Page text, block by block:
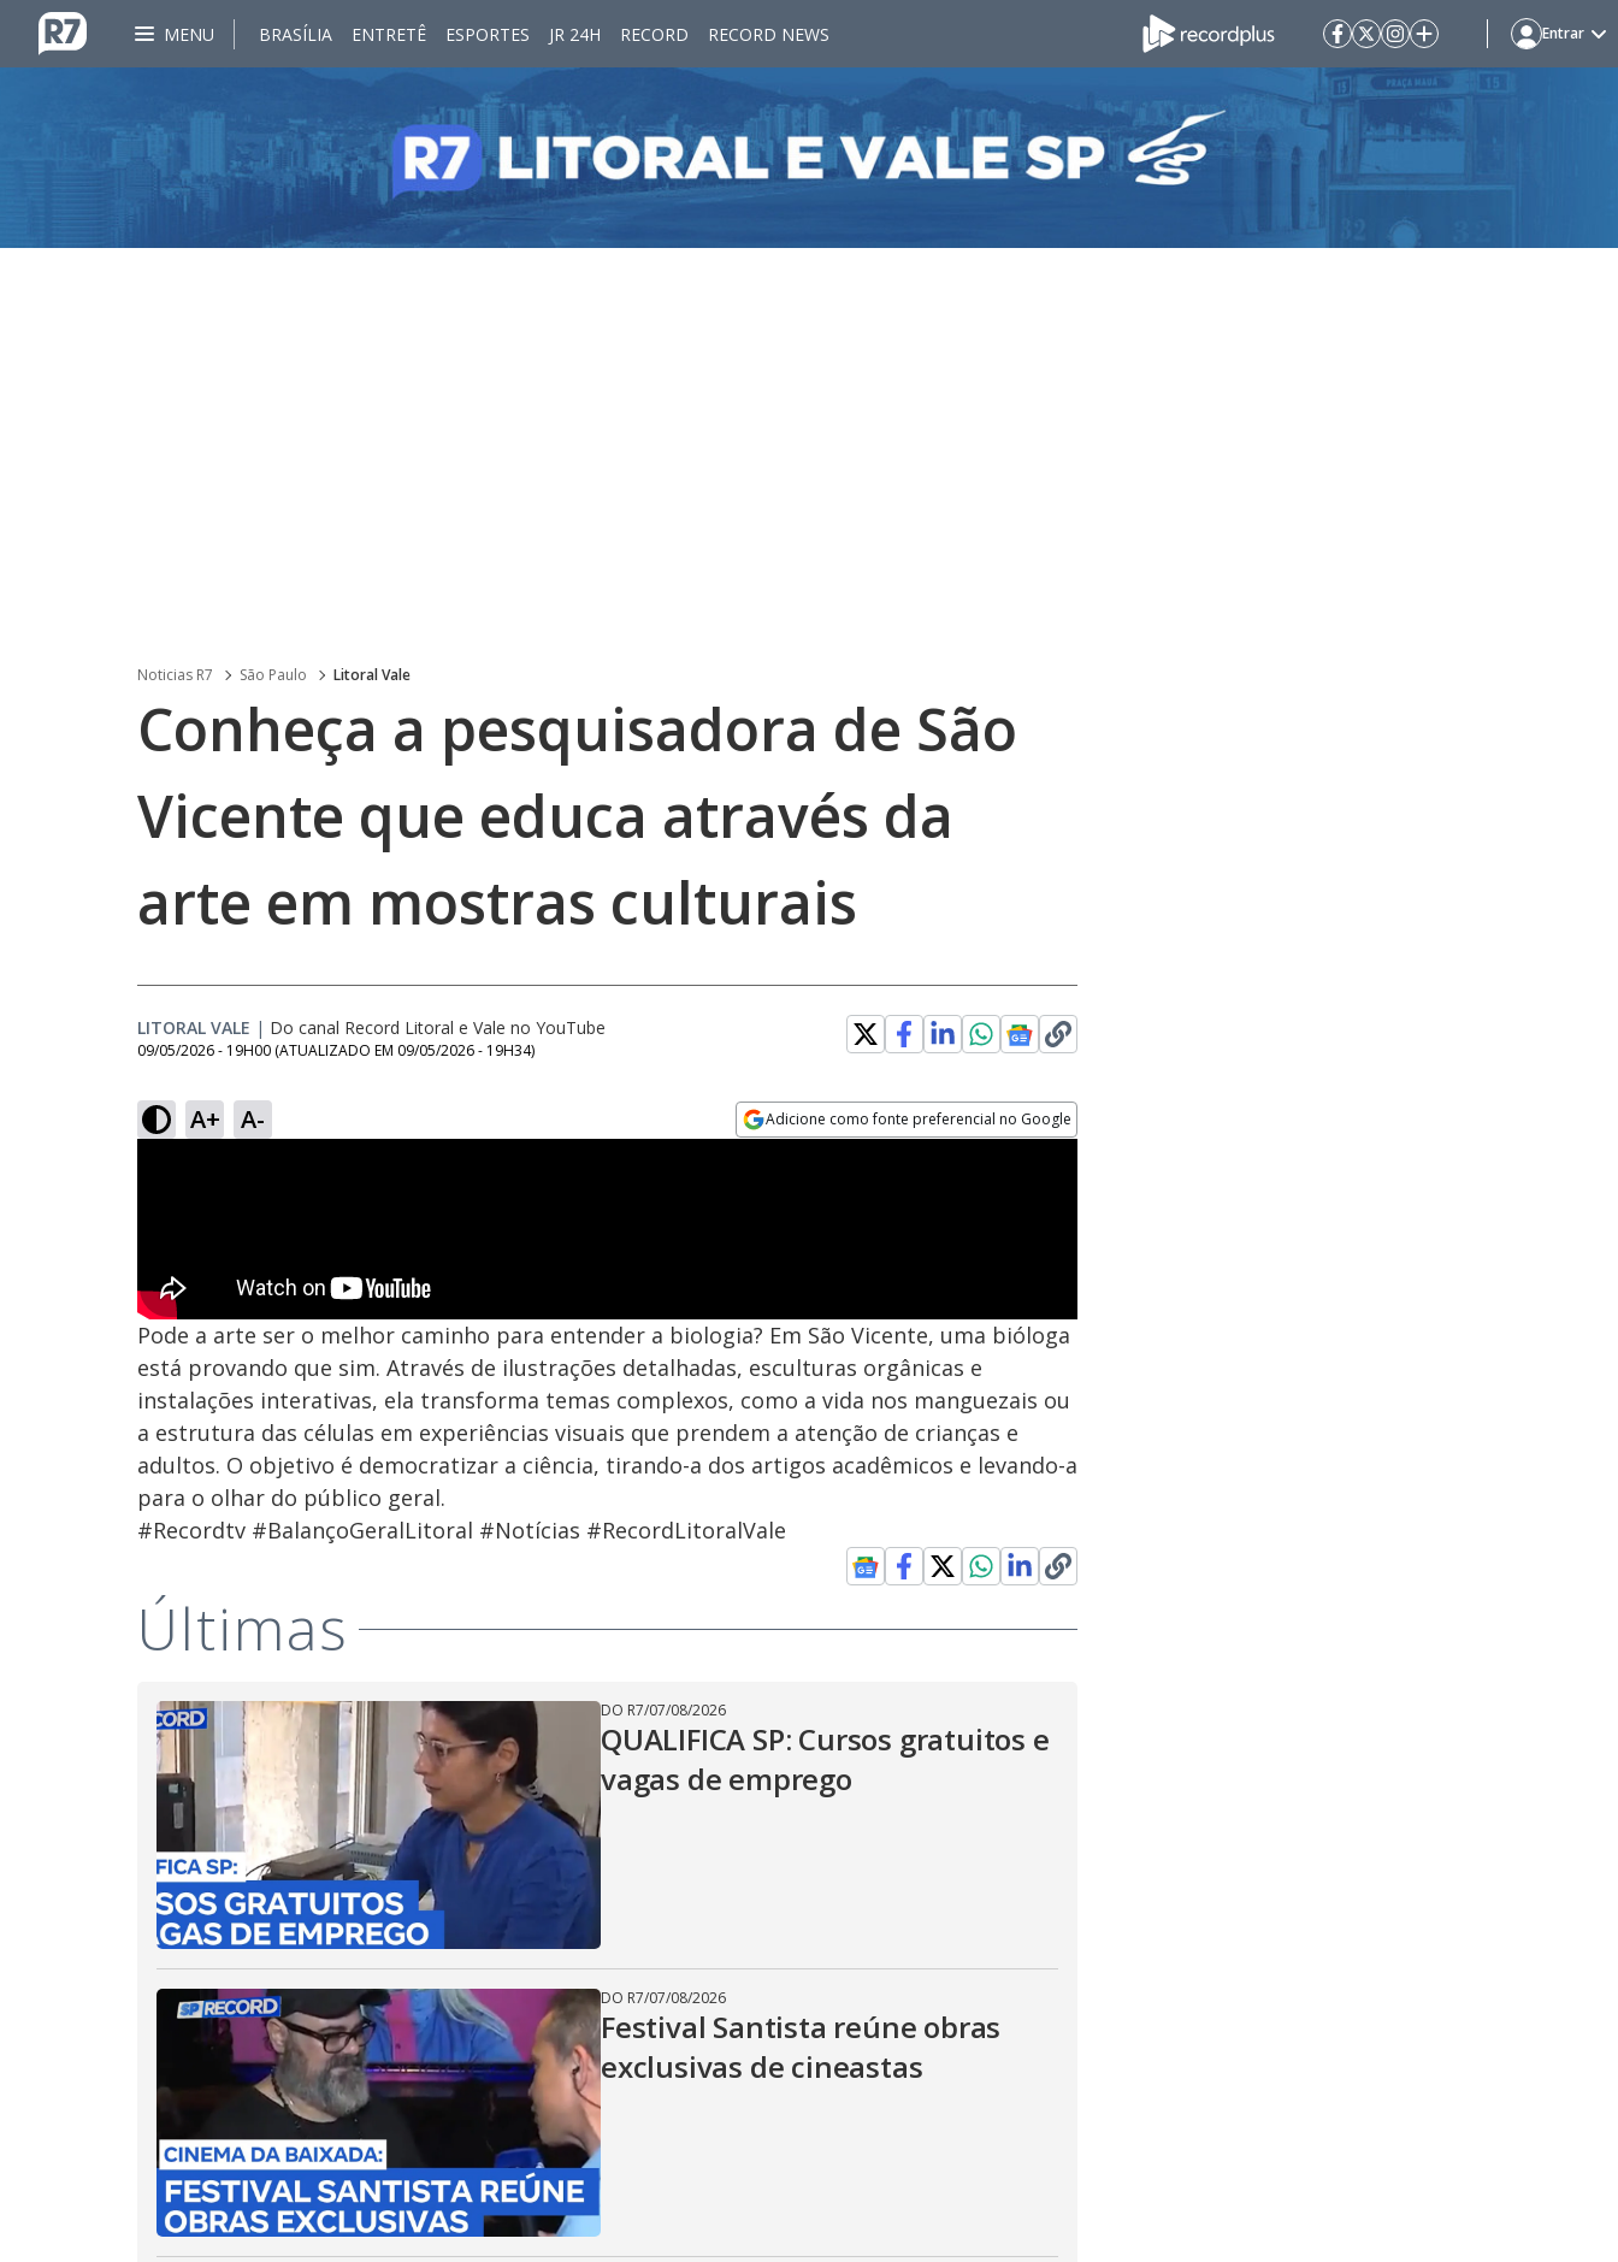
MENU BRASÍLIA ENTRETÊ ESPORTES JR 24H RECORD RECORD NEWS Entrar
Noticias R7 São Paulo Litoral Vale
Conheça a pesquisadora de São
Vicente que educa através da
arte em mostras culturais
LITORAL VALE | Do canal Record Litoral e Vale no YouTube
09/05/2026 - 19H00 (ATUALIZADO EM 09/05/2026 - 19H34)
A+ A- Adicione como fonte preferencial no Google
Pode a arte ser o melhor caminho para entender a biologia? Em São Vicente, uma bióloga
está provando que sim. Através de ilustrações detalhadas, esculturas orgânicas e
instalações interativas, ela transforma temas complexos, como a vida nos manguezais ou
a estrutura das células em experiências visuais que prendem a atenção de crianças e
adultos. O objetivo é democratizar a ciência, tirando-a dos artigos acadêmicos e levando-a
para o olhar do público geral.
#Recordtv #BalançoGeralLitoral #Notícias #RecordLitoralVale
Últimas
DO R7/07/08/2026
QUALIFICA SP: Cursos gratuitos e
vagas de emprego
DO R7/07/08/2026
Festival Santista reúne obras
exclusivas de cineastas